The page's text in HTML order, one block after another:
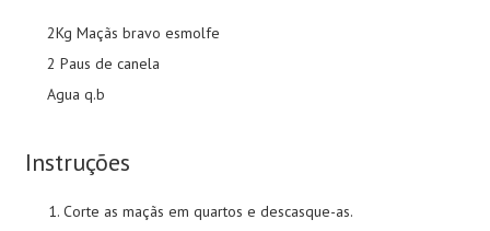
2Kg Maçãs bravo esmolfe
2 Paus de canela
Agua q.b
Instruções
Corte as maçãs em quartos e descasque-as.